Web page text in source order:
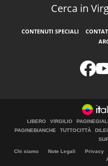
Cerca in
CONTENUTI SPECIALI
LIBERO VIRGILIO
PAGINEBIANCHE
TUTTOCITTÀ DILEI
Chi siamo Note Legali Privacy